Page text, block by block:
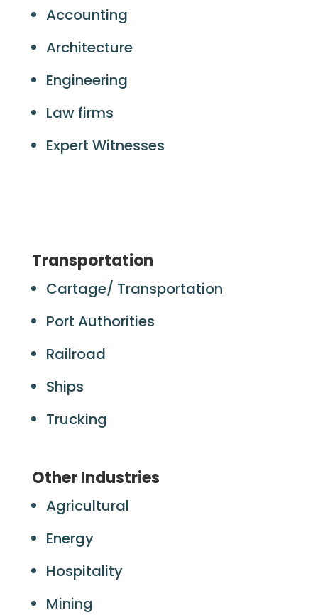
Accounting
Architecture
Engineering
Law firms
Expert Witnesses
Transportation
Cartage/ Transportation
Port Authorities
Railroad
Ships
Trucking
Other Industries
Agricultural
Energy
Hospitality
Mining